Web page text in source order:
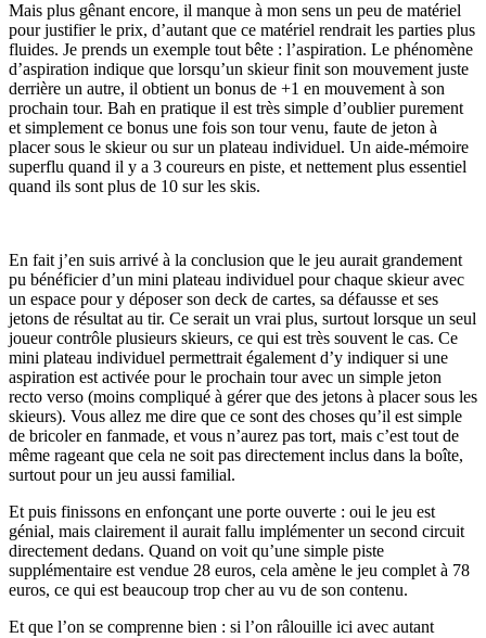
Mais plus gênant encore, il manque à mon sens un peu de matériel
pour justifier le prix, d’autant que ce matériel rendrait les parties plus
fluides. Je prends un exemple tout bête : l’aspiration. Le phénomène
d’aspiration indique que lorsqu’un skieur finit son mouvement juste
derrière un autre, il obtient un bonus de +1 en mouvement à son
prochain tour. Bah en pratique il est très simple d’oublier purement
et simplement ce bonus une fois son tour venu, faute de jeton à
placer sous le skieur ou sur un plateau individuel. Un aide-mémoire
superflu quand il y a 3 coureurs en piste, et nettement plus essentiel
quand ils sont plus de 10 sur les skis.
En fait j’en suis arrivé à la conclusion que le jeu aurait grandement
pu bénéficier d’un mini plateau individuel pour chaque skieur avec
un espace pour y déposer son deck de cartes, sa défausse et ses
jetons de résultat au tir. Ce serait un vrai plus, surtout lorsque un seul
joueur contrôle plusieurs skieurs, ce qui est très souvent le cas. Ce
mini plateau individuel permettrait également d’y indiquer si une
aspiration est activée pour le prochain tour avec un simple jeton
recto verso (moins compliqué à gérer que des jetons à placer sous les
skieurs). Vous allez me dire que ce sont des choses qu’il est simple
de bricoler en fanmade, et vous n’aurez pas tort, mais c’est tout de
même rageant que cela ne soit pas directement inclus dans la boîte,
surtout pour un jeu aussi familial.
Et puis finissons en enfonçant une porte ouverte : oui le jeu est
génial, mais clairement il aurait fallu implémenter un second circuit
directement dedans. Quand on voit qu’une simple piste
supplémentaire est vendue 28 euros, cela amène le jeu complet à 78
euros, ce qui est beaucoup trop cher au vu de son contenu.
Et que l’on se comprenne bien : si l’on râlouille ici avec autant